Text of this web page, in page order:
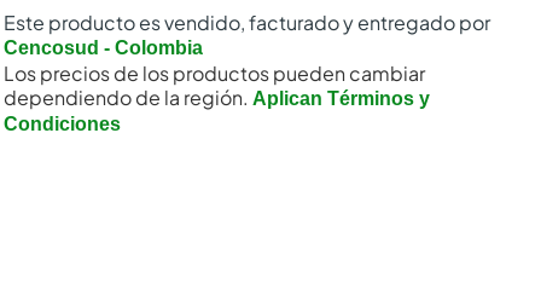
Este producto es vendido, facturado y entregado por
Cencosud - Colombia
Los precios de los productos pueden cambiar
dependiendo de la región. Aplican Términos y
Condiciones